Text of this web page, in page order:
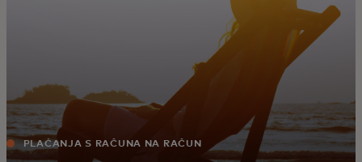
PLAĆANJA S RAČUNA NA RAČUN